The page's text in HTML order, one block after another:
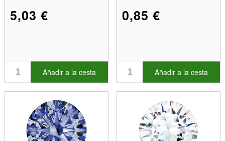
5,03 €
Añadir a la cesta
0,85 €
Añadir a la cesta